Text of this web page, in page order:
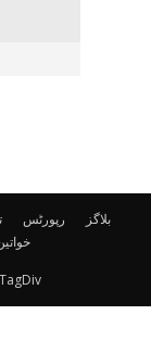
رپورٹس
بلاگز